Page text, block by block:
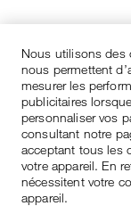
Nous utilisons des
nous permettent
mesurer les
publicitaires
personnaliser vos
consultant notre
acceptant tous les
votre appareil. En
nécessitent votre
appareil.